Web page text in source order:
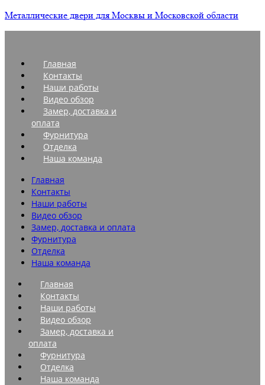
Металлические двери для Москвы и Московской области
Главная
Контакты
Наши работы
Видео обзор
Замер, доставка и
оплата
Фурнитура
Отделка
Наша команда
Главная
Контакты
Наши работы
Видео обзор
Замер, доставка и оплата
Фурнитура
Отделка
Наша команда
Главная
Контакты
Наши работы
Видео обзор
Замер, доставка и
оплата
Фурнитура
Отделка
Наша команда